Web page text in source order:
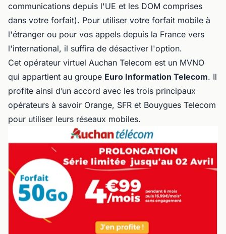
communications depuis l'UE et les DOM comprises
dans votre forfait). Pour utiliser votre forfait mobile à
l'étranger ou pour vos appels depuis la France vers
l'international, il suffira de désactiver l'option.
Cet opérateur virtuel Auchan Telecom est un MVNO
qui appartient au groupe Euro Information Telecom. Il
profite ainsi d’un accord avec les trois principaux
opérateurs à savoir Orange, SFR et Bouygues Telecom
pour utiliser leurs réseaux mobiles.